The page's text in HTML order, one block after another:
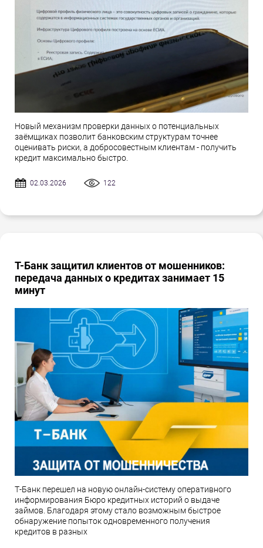
Новый механизм проверки данных о потенциальных
заёмщиках позволит банковским структурам точнее
оценивать риски, а добросовестным клиентам - получить
кредит максимально быстро.
02.03.2026 122
Т-Банк защитил клиентов от мошенников:
передача данных о кредитах занимает 15
минут
Т-Банк перешел на новую онлайн-систему оперативного
информирования Бюро кредитных историй о выдаче
займов. Благодаря этому стало возможным быстрое
обнаружение попыток одновременного получения
кредитов в разных